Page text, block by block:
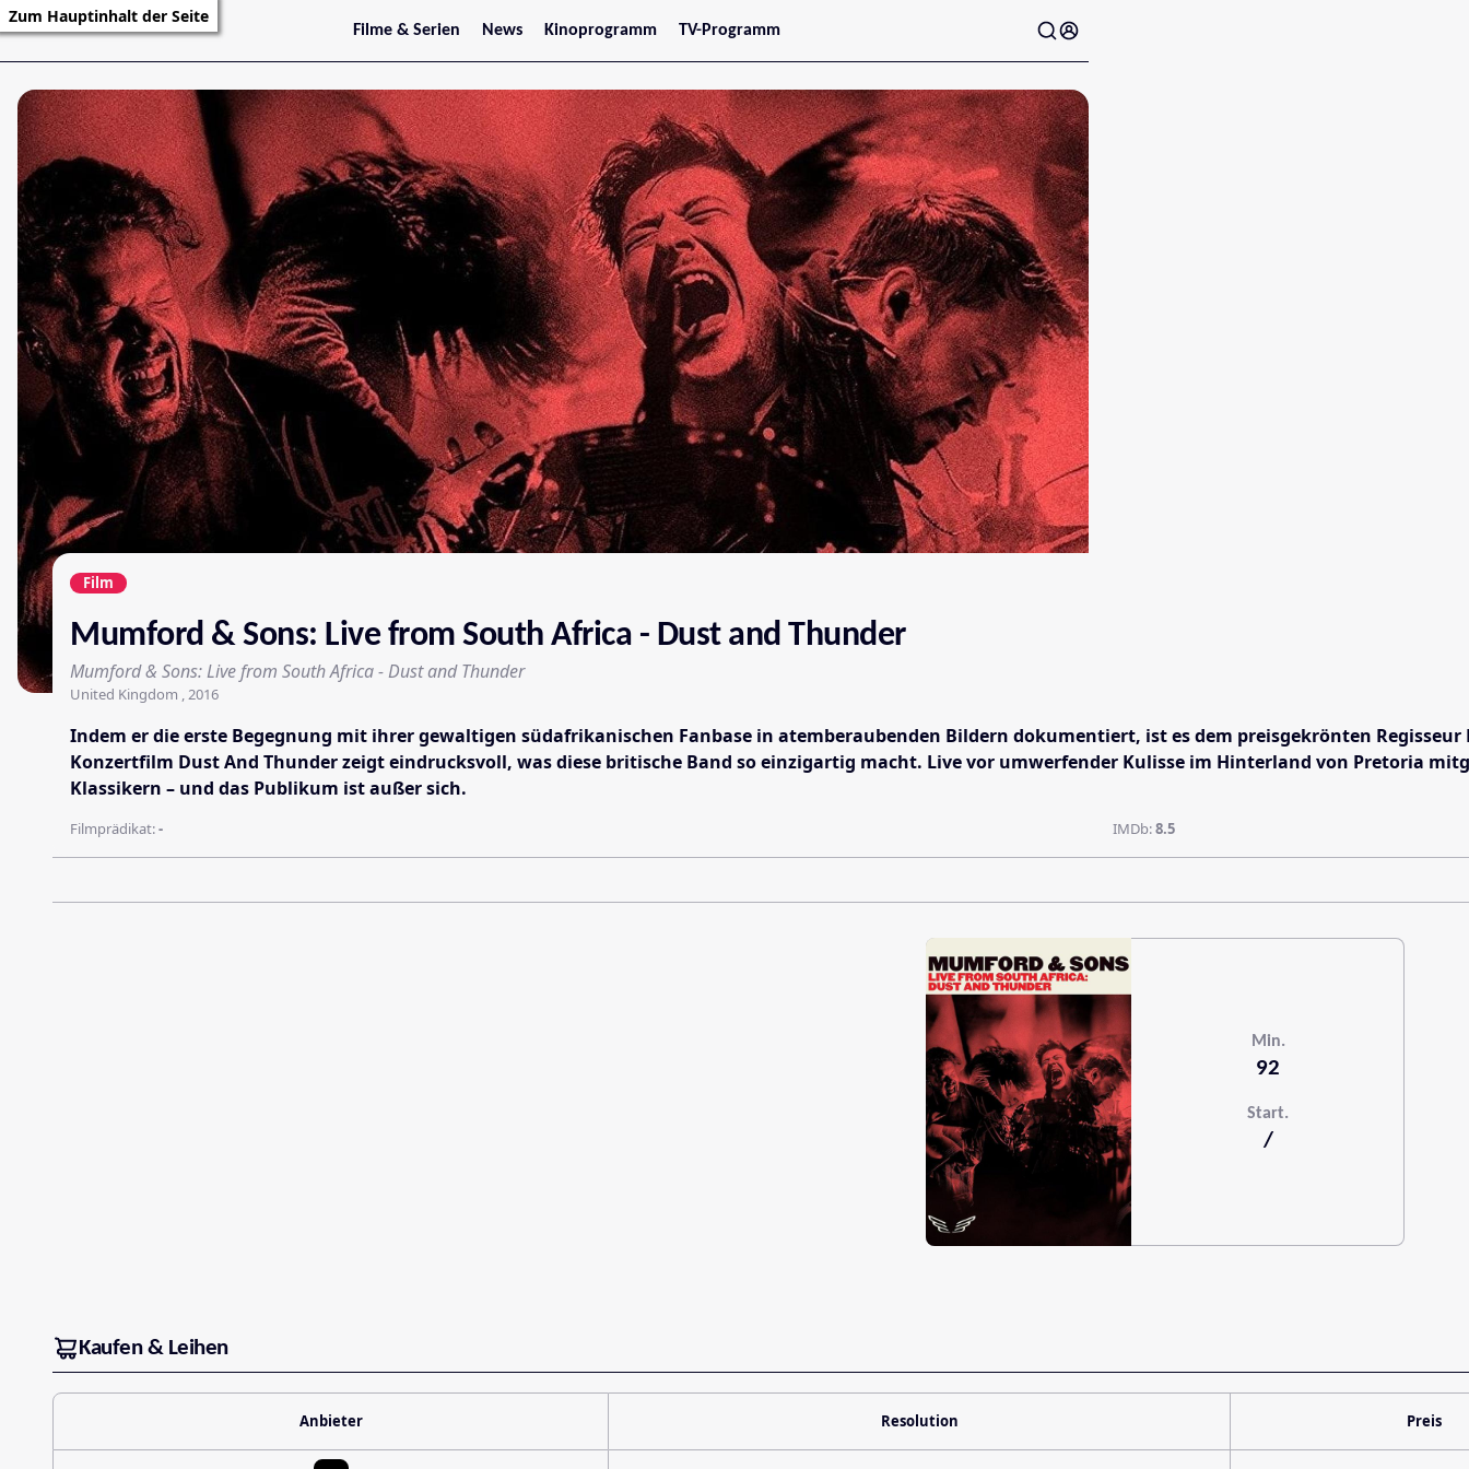
Zum Hauptinhalt der Seite
Filme & Serien
Trailer
Filmarchiv
Serienarchiv
News
Stars
Kinoprogramm
Jetzt im Kino
Wien
Niederösterreich
Oberösterreich
Steiermark
Burgenland
Kärnten
Salzburg
Tirol
Vorarlberg
TV-Programm
Film
Mumford & Sons: Live from South Africa - Dust and Thunder
Mumford & Sons: Live from South Africa - Dust and Thunder
United Kingdom , 2016
Indem er die erste Begegnung mit ihrer gewaltigen südafrikanischen Fanbase in atemberaubenden Bildern dokumentiert, ist es dem preisgekrönten
Konzertfilm Dust And Thunder zeigt eindrucksvoll, was diese britische Band so einzigartig macht. Live vor umwerfender Kulisse im Hinterland von Pretoria
Klassikern – und das Publikum ist außer sich.
Filmprädikat:- IMDb:8.5
Min.
92
Start.
/
Kaufen & Leihen
Anbieter Resolution Preis